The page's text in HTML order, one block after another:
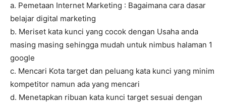
a. Pemetaan Internet Marketing : Bagaimana cara dasar
belajar digital marketing
b. Meriset kata kunci yang cocok dengan Usaha anda
masing masing sehingga mudah untuk nimbus halaman 1
google
c. Mencari Kota target dan peluang kata kunci yang minim
kompetitor namun ada yang mencari
d. Menetapkan ribuan kata kunci target sesuai dengan